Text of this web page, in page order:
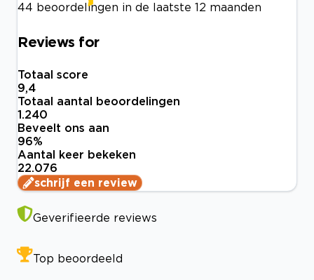
44 beoordelingen in de laatste 12 maanden
Reviews for
Totaal score
9,4
Totaal aantal beoordelingen
1.240
Beveelt ons aan
96%
Aantal keer bekeken
22.076
schrijf een review
Geverifieerde reviews
Top beoordeeld